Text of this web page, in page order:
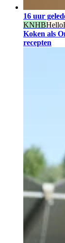
16 uur
KNHB
Koken als
recepten